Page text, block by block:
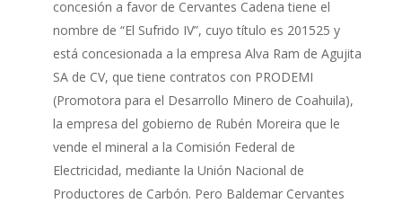
concesión a favor de Cervantes Cadena tiene el
nombre de “El Sufrido IV”, cuyo título es 201525 y
está concesionada a la empresa Alva Ram de Agujita
SA de CV, que tiene contratos con PRODEMI
(Promotora para el Desarrollo Minero de Coahuila),
la empresa del gobierno de Rubén Moreira que le
vende el mineral a la Comisión Federal de
Electricidad, mediante la Unión Nacional de
Productores de Carbón. Pero Baldemar Cervantes